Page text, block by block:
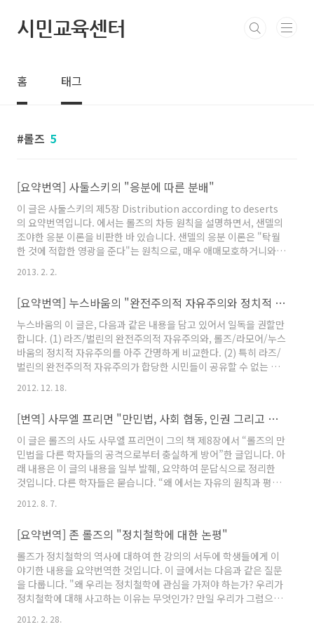
시민교육센터
홈 태그
롤즈 5
[요약번역] 사둘스키의 "응분에 따른 분배"
이 글은 사둘스키의 제5장 Distribution according to deserts
의 요약번역입니다. 에서는 롤즈의 차등 원칙을 설명하면서, 샌델의
조야한 응분 이론을 비판한 바 있습니다. 샌델의 응분 이론은 "탁월
한 것에 적합한 영광을 준다"는 원칙으로, 매우 애매모호하거니와,
무런 토대가 없습니다. 우리가 응분 이론을 이야기하는 이유는, 어떤
를 설계하는데 응분을 고려하기 위해서입니다. 그러나 샌델의 응분
이론은 이런 응분의 근본적인 성격을 망각합니다. 그래서 이미 현존
하는 제도에서 보상하는 속성을 탁월하다고 일컫거나 아니면 막연
히 자유연상 기법에 의해 '본질적인 기능'이라..
2013. 2. 2.
[요약번역] 누스바움의 "완전주의적 자유주의와 정치적 자유주의"
누스바움의 이 글은, 다음과 같은 내용을 담고 있어서 일독을 권할만
합니다. (1) 라즈/벌린의 완전주의적 자유주의와, 롤즈/라모어/누스
바움의 정치적 자유주의를 아주 간명하게 비교한다. (2) 특히 라즈/
벌린의 완전주의적 자유주의가 합당한 시민들이 공유할 수 없는 전
위해서는 모든 종교가 똑같이 구원에 이르며, 똑같이 가치있으며, 동
정치적 자유주의는 그 논거로 '판단의 부담'을 들 수도 있고 '평등한
시민에 대한 존중'을 들 수도 있는데, 이 중 '평등한 시민에 대한 존
중'이 가장 유망하고 핵심적인 근거다. (4) 판단의 부담을 너무 강조
하게 되면 인식론적 합당성을 포괄적..
2012. 12. 18.
[번역] 사무엘 프리먼 "만민법, 사회 협동, 인권 그리고 분배 정의"
이 글은 롤즈의 사도 사무엘 프리먼이 그의 책 제8장에서 “롤즈의 만
민법을 다른 학자들의 공격으로부터 충실하게 방어”한 글입니다. 아
래 내용은 이 글의 내용을 일부 발췌, 요약하여 문답식으로 정리한
것입니다. 다른 학자들은 묻습니다. “왜 에서는 자유의 원칙과 평등
그것과는 다른 원칙을 내세우는가? 왜 정의의 원칙이 국내적으로만
다음과 같이 말했습니다. 사회가 그 시민의 기본적 필요를 제공하고,
인권을 존중하며, 정의의 공동 선관에 의하여 규제된다면, 그것은
“적정 수준”의(decent) 사회이며, 만민들의 사회 내에서 정치적 정
당성을 가져 관용되어야 하며, 그 독립성은 ..
2012. 8. 7.
[요약번역] 존 롤즈의 "정치철학에 대한 논평"
롤즈가 정치철학의 역사에 대하여 한 강의의 서두에 학생들에게 이
야기한 내용을 요약번역한 것입니다. 이 글에서는 다음과 같은 질문
을 다룹니다. "왜 우리는 정치철학에 관심을 가져야 하는가? 우리가
정치철학에 대해 사고하는 이유는 무엇인가? 만일 우리가 그럼으로
세부 질문으로 아래와 같은 것들을 다룹니다. (그 이외에도 계약론의
2012. 2. 28.